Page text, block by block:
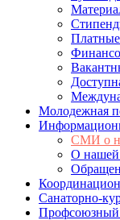
Платные
Молодежная
СМИ о
О нашей
Санаторно-
Профсоюзный